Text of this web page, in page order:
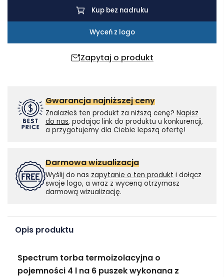
Zapytaj o produkt
Kup bez nadruku
Wyceń z logo
Gwarancja najniższej ceny
Znalazłeś ten produkt za niższą cenę? Napisz
do nas, podając link do produktu u konkurencji,
a przygotujemy dla Ciebie lepszą ofertę!
Darmowa wizualizacja
Wyślij do nas zapytanie o ten produkt i dołącz
swoje logo, a wraz z wyceną otrzymasz
darmową wizualizację.
Opis produktu
Spectrum torba termoizolacyjna o
pojemności 4 l na 6 puszek wykonana z